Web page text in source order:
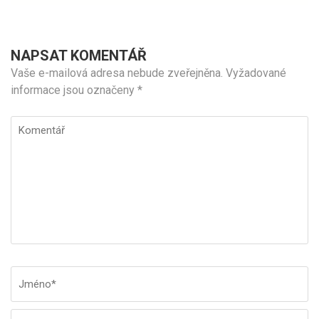
NAPSAT KOMENTÁŘ
Vaše e-mailová adresa nebude zveřejněna. Vyžadované
informace jsou označeny *
Komentář